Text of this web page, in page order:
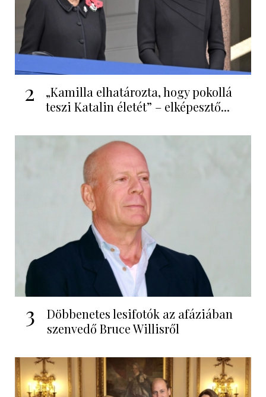
2
„Kamilla elhatározta, hogy pokollá
teszi Katalin életét” – elképesztő...
3
Döbbenetes lesifotók az afáziában
szenvedő Bruce Willisről